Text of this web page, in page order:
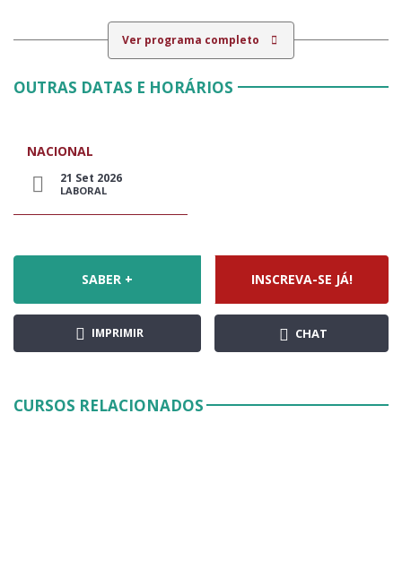
Ver programa completo
OUTRAS DATAS E HORÁRIOS
NACIONAL
21 Set 2026
LABORAL
SABER + INSCREVA-SE JÁ!
IMPRIMIR CHAT
CURSOS RELACIONADOS